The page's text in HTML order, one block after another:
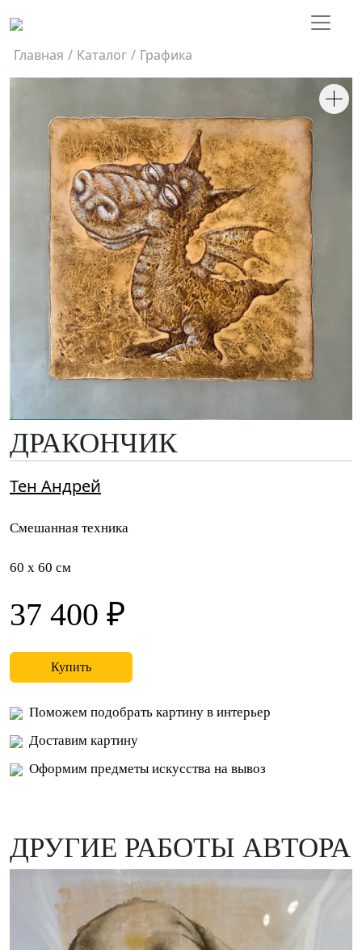
Главная / Каталог / Графика
ДРАКОНЧИК
Тен Андрей
Смешанная техника
60 x 60 см
37 400 ₽
Купить
Поможем подобрать картину в интерьер
Доставим картину
Оформим предметы искусства на вывоз
ДРУГИЕ РАБОТЫ АВТОРА